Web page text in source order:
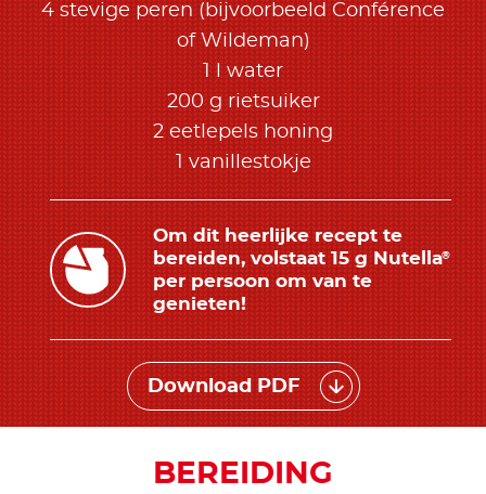
4 stevige peren (bijvoorbeeld Conférence
of Wildeman)
1 l water
200 g rietsuiker
2 eetlepels honing
1 vanillestokje
Om dit heerlijke recept te
bereiden, volstaat 15 g Nutella®
per persoon om van te
genieten!
Download PDF
BEREIDING